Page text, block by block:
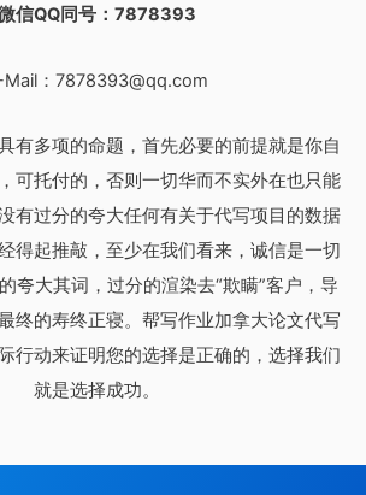
信QQ同号：7878393
： 7878393@qq.com
有多项的命题，首先必要的前提就是你自
可托付的，否则一切华而不实外在也只能
有过分的夸大任何有关于代写项目的数据
得起推敲，至少在我们看来，诚信是一切
夸大其词，过分的渲染去“欺瞒”客户，导
终的寿终正寝。帮写作业加拿大论文代写
行动来证明您的选择是正确的，选择我们
就是选择成功。